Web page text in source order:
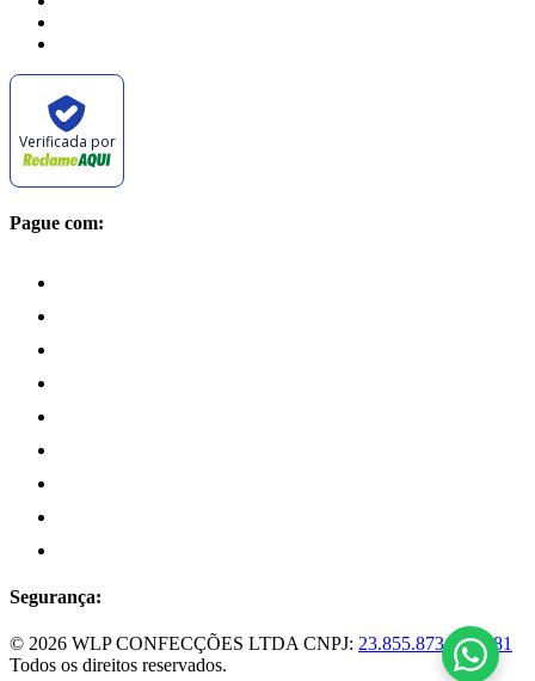
Verificada por
Pague com:
Segurança:
© 2026 WLP CONFECÇÕES LTDA CNPJ: 23.855.873/0001-81
Todos os direitos reservados.